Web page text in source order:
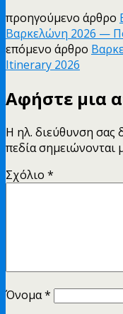
προηγούμενο άρθρο
Βαρκελώνη 2026 —
επόμενο άρθρο
Itinerary 2026
Αφήστε μια
Η ηλ. διεύθυνση σας
πεδία σημειώνονται
Σχόλιο *
Όνομα*